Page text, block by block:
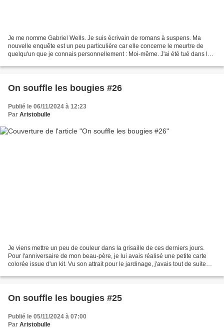
Je me nomme Gabriel Wells. Je suis écrivain de romans à suspens. Ma
nouvelle enquête est un peu particulière car elle concerne le meurtre de
quelqu'un que je connais personnellement : Moi-même. J'ai été tué dans la
On souffle les bougies #26
Publié le 06/11/2024 à 12:23
Par Aristobulle
Je viens mettre un peu de couleur dans la grisaille de ces derniers jours.
Pour l'anniversaire de mon beau-père, je lui avais réalisé une petite carte
colorée issue d'un kit. Vu son attrait pour le jardinage, j'avais tout de suite
On souffle les bougies #25
Publié le 05/11/2024 à 07:00
Par Aristobulle